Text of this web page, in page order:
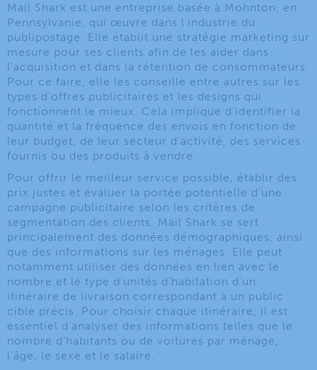
Mail Shark est une entreprise basée à Mohnton, en
Pennsylvanie, qui œuvre dans l’industrie du
publipostage. Elle établit une stratégie marketing sur
mesure pour ses clients afin de les aider dans
l’acquisition et dans la rétention de consommateurs.
Pour ce faire, elle les conseille entre autres sur les
types d’offres publicitaires et les designs qui
fonctionnent le mieux. Cela implique d’identifier la
quantité et la fréquence des envois en fonction de
leur budget, de leur secteur d’activité, des services
fournis ou des produits à vendre.
Pour offrir le meilleur service possible, établir des
prix justes et évaluer la portée potentielle d’une
campagne publicitaire selon les critères de
segmentation des clients, Mail Shark se sert
principalement des données démographiques, ainsi
que des informations sur les ménages. Elle peut
notamment utiliser des données en lien avec le
nombre et le type d’unités d’habitation d’un
itinéraire de livraison correspondant à un public
cible précis. Pour choisir chaque itinéraire, il est
essentiel d’analyser des informations telles que le
nombre d’habitants ou de voitures par ménage,
l’âge, le sexe et le salaire.